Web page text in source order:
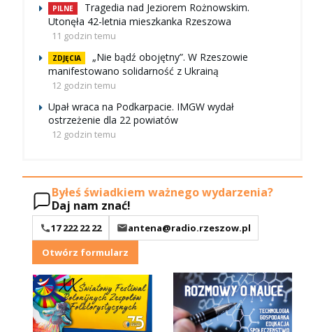
PILNE
Tragedia nad Jeziorem Rożnowskim.
Utonęła 42-letnia mieszkanka Rzeszowa
11 godzin temu
ZDJĘCIA
„Nie bądź obojętny”. W Rzeszowie
manifestowano solidarność z Ukrainą
12 godzin temu
Upał wraca na Podkarpacie. IMGW wydał
ostrzeżenie dla 22 powiatów
12 godzin temu
Byłeś świadkiem ważnego wydarzenia?
Daj nam znać!
17 222 22 22
antena@radio.rzeszow.pl
Otwórz formularz